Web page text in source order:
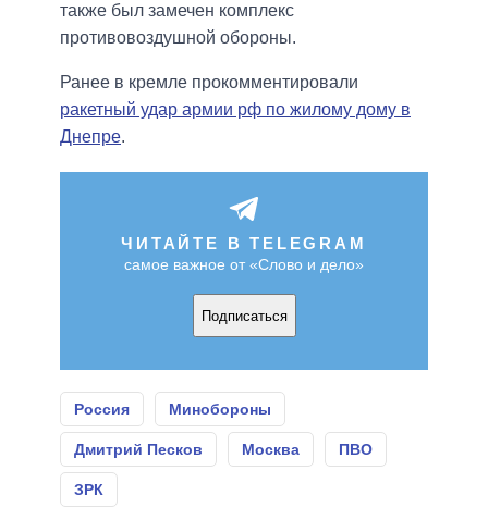
также был замечен комплекс
противовоздушной обороны.
Ранее в кремле прокомментировали
ракетный удар армии рф по жилому дому в
Днепре.
ЧИТАЙТЕ В TELEGRAM
самое важное от «Слово и дело»
Подписаться
Россия Минобороны
Дмитрий Песков Москва ПВО
ЗРК